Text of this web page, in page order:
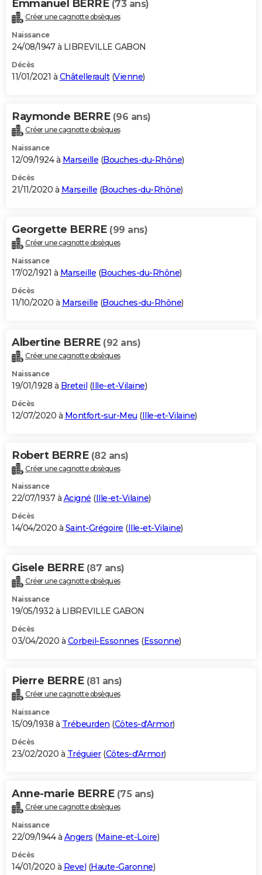
Emmanuel BERRE (73 ans)
Créer une cagnotte obsèques
Naissance
24/08/1947 à LIBREVILLE GABON
Décès
11/01/2021 à Châtellerault(Vienne)
Raymonde BERRE (96 ans)
Créer une cagnotte obsèques
Naissance
12/09/1924 à Marseille (Bouches-du-Rhône)
Décès
21/11/2020 à Marseille (Bouches-du-Rhône)
Georgette BERRE (99 ans)
Créer une cagnotte obsèques
Naissance
17/02/1921 à Marseille (Bouches-du-Rhône)
Décès
11/10/2020 à Marseille (Bouches-du-Rhône)
Albertine BERRE (92 ans)
Créer une cagnotte obsèques
Naissance
19/01/1928 à Breteil (Ille-et-Vilaine)
Décès
12/07/2020 à Montfort-sur-Meu (Ille-et-Vilaine)
Robert BERRE (82 ans)
Créer une cagnotte obsèques
Naissance
22/07/1937 à Acigné (Ille-et-Vilaine)
Décès
14/04/2020 à Saint-Grégoire (Ille-et-Vilaine)
Gisele BERRE (87 ans)
Créer une cagnotte obsèques
Naissance
19/05/1932 à LIBREVILLE GABON
Décès
03/04/2020 à Corbeil-Essonnes (Essonne)
Pierre BERRE (81 ans)
Créer une cagnotte obsèques
Naissance
15/09/1938 à Trébeurden (Côtes-d'Armor)
Décès
23/02/2020 à Tréguier(Côtes-d'Armor)
Anne-marie BERRE (75 ans)
Créer une cagnotte obsèques
Naissance
22/09/1944 à Angers (Maine-et-Loire)
Décès
14/01/2020 à Revel (Haute-Garonne)